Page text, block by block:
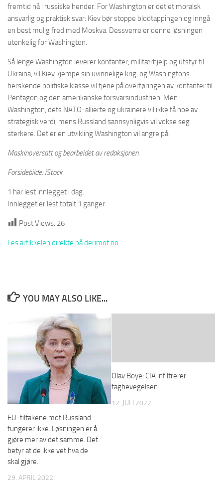
fremtid nå i russiske hender. For Washington er det et moralsk
ansvarlig og praktisk svar: Kiev bør stoppe blodtappingen og inngå
en best mulig fred med Moskva. Dessverre er denne løsningen
utenkelig for Washington.
Så lenge Washington leverer kontanter, militærhjelp og utstyr til
Ukraina, vil Kiev kjempe sin uvinnelige krig, og Washingtons
herskende politiske klasse vil tjene på overføringen av kontanter til
Pentagon og den amerikanske forsvarsindustrien. Men
Washington, dets NATO-allierte og ukrainere vil ikke få noe av
strategisk verdi, mens Russland sannsynligvis vil vokse seg
sterkere. Det er en utvikling Washington vil angre på.
Maskinoversatt og bearbeidet av redaksjonen.
Forsidebilde: iStock
1 har lest innlegget i dag.
Innlegget er lest totalt 1 ganger.
Post Views: 26
Les artikkelen direkte på derimot.no
YOU MAY ALSO LIKE...
EU-tiltakene mot Russland
fungerer ikke. Løsningen er å
gjøre mer av det samme. Det
betyr at de ikke vet hva de
skal gjøre.
29. APRIL 2022
Olav Boye: CIA infiltrerer
fagbevegelsen
12. JULI 2022